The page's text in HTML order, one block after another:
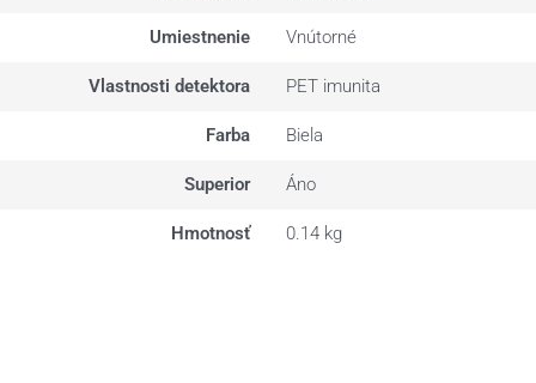
Umiestnenie Vnútorné
Vlastnosti detektora PET imunita
Farba Biela
Superior Áno
Hmotnosť 0.14 kg